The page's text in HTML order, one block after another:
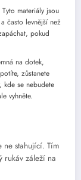
Tyto materiály jsou
často levnější než
pokud
na dotek,
zůstanete
kde se nebudete
vyhněte.
ne stahující. Tím
rukáv záleží na